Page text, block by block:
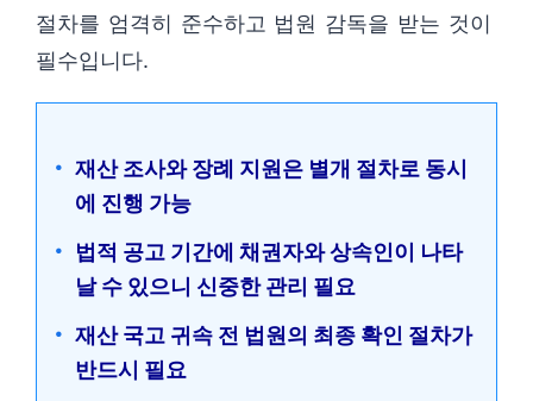
절차를 엄격히 준수하고 법원 감독을 받는 것이
필수입니다.
재산 조사와 장례 지원은 별개 절차로 동시
에 진행 가능
법적 공고 기간에 채권자와 상속인이 나타
날 수 있으니 신중한 관리 필요
재산 국고 귀속 전 법원의 최종 확인 절차가
반드시 필요